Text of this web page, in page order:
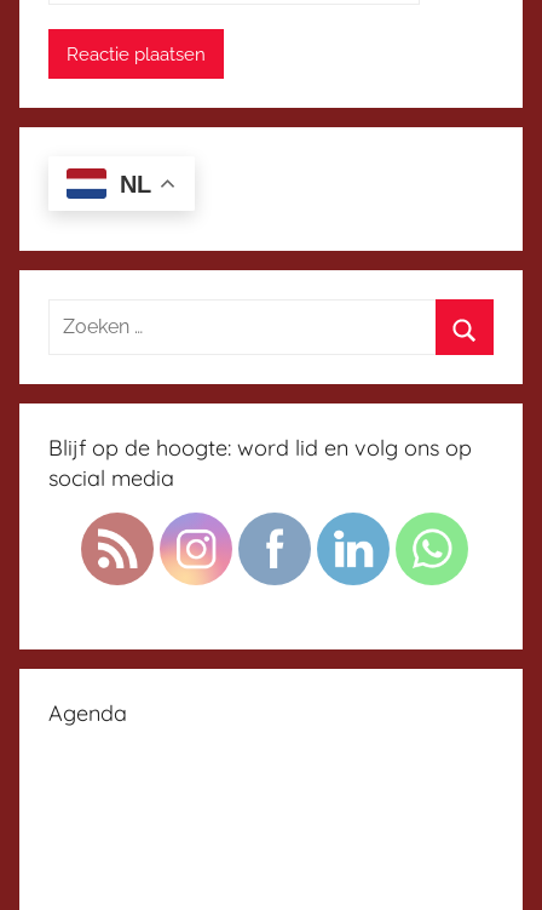
NL
Blijf op de hoogte: word lid en volg ons op
social media
Agenda